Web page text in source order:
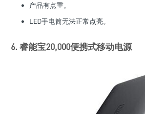
产品有点重。
LED手电筒无法正常点亮。
6. 睿能宝20,000便携式移动电源